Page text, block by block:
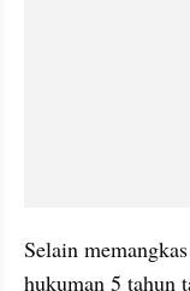
Selain
hukuman 5 tahun